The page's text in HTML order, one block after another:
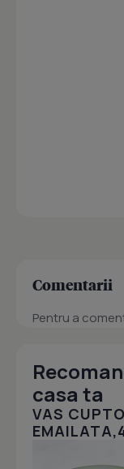
Comentarii
Pentru a
casa ta
VAS